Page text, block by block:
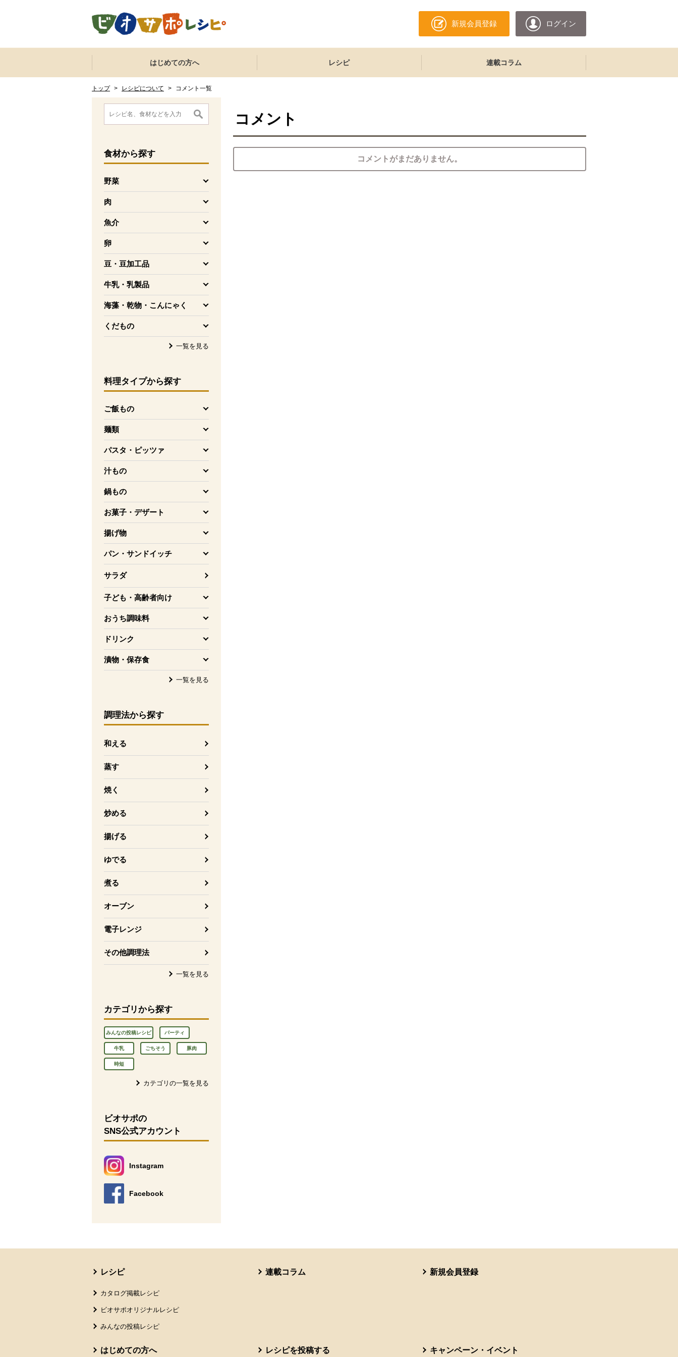
新規会員登録 ログイン
ここからサイト内共通メニューです。
サイト内共通メニューをスキップする
はじめての方へ レシピ 連載コラム
トップ > レシピについて > コメント一覧
ここから消費材検索メニューです。
食材から探す
野菜
を開く
肉
を開く
魚介
を開く
卵
を開く
豆・豆加工品
を開く
牛乳・乳製品
を開く
海藻・乾物・こんにゃく
を開く
くだもの
を開く
一覧を見る
料理タイプから探す
ご飯もの
を開く
麺類
を開く
パスタ・ピッツァ
を開く
汁もの
を開く
鍋もの
を開く
お菓子・デザート
を開く
揚げ物
を開く
パン・サンドイッチ
を開く
サラダ
子ども・高齢者向け
を開く
おうち調味料
を開く
ドリンク
を開く
漬物・保存食
を開く
一覧を見る
調理法から探す
和える
蒸す
焼く
炒める
揚げる
ゆでる
煮る
オーブン
電子レンジ
その他調理法
一覧を見る
カテゴリから探す
みんなの投稿レシピ パーティ
牛乳 ごちそう 豚肉
時短
カテゴリの一覧を見る
消費材検索メニューここまで。
ここから本文です。
ビオサポの
SNS公式アカウント
Instagram
別のウィンドウで開きます。
Facebook
別のウィンドウで開きます。
コメント
コメントがまだありません。
レシピ
カタログ掲載レシピ
ビオサポオリジナルレシピ
みんなの投稿レシピ
連載コラム 新規会員登録
はじめての方へ レシピを投稿する キャンペーン・イベント